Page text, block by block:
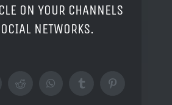
ON YOUR CHANNELS
NETWORKS.
RedditWhatsAppTumblrPinterest